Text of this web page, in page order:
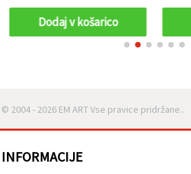
Dodaj v košarico
© 2004 - 2026 EM ART Vse pravice pridržane..
INFORMACIJE